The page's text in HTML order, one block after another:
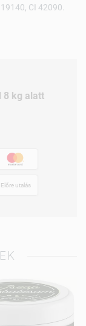
CI 42090.
8 kg alatt
Előre utalás